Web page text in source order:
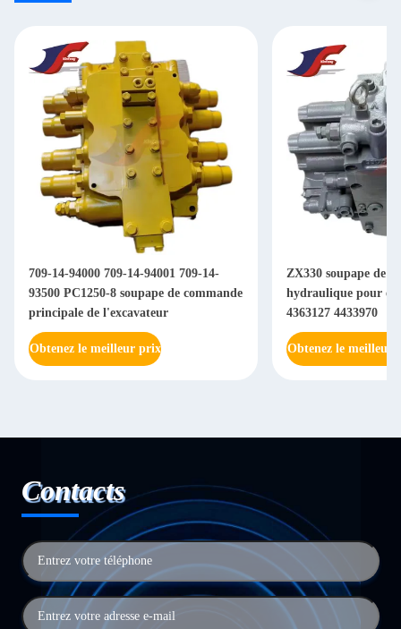
709-14-94000 709-14-94001 709-14-
93500 PC1250-8 soupape de commande
principale de l'excavateur
Obtenez le meilleur prix
ZX330 soupape de
hydraulique pour
4363127 4433970
Obtenez le meilleur
Contacts